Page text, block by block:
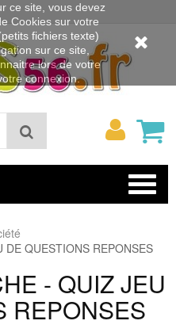
Rechercher
Mon
QUESTIONS REPONSES
- QUIZ JEU
REPONSES
ce site, vous devez
Cookies sur votre
fichiers texte)
sur ce site,
lors de votre
connexion.